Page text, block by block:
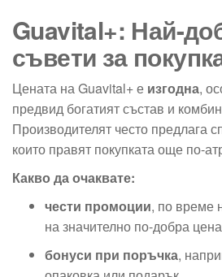
Guavital+: Най-
съвети за
Цената на Guavital+ е изгодна,
предвид богатият състав и
Производителят често предлага
които правят покупката още по-
Какво да очаквате:
чести промоции, по време
на значително по-добра цена
бонуси при поръчка,